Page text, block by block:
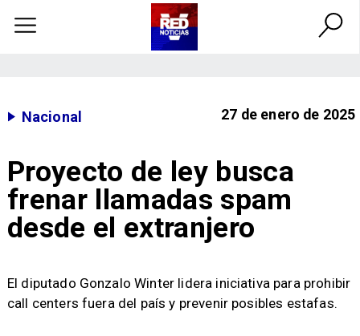
Nacional 27 de enero de 2025
Proyecto de ley busca
frenar llamadas spam
desde el extranjero
El diputado Gonzalo Winter lidera iniciativa para prohibir
call centers fuera del país y prevenir posibles estafas.